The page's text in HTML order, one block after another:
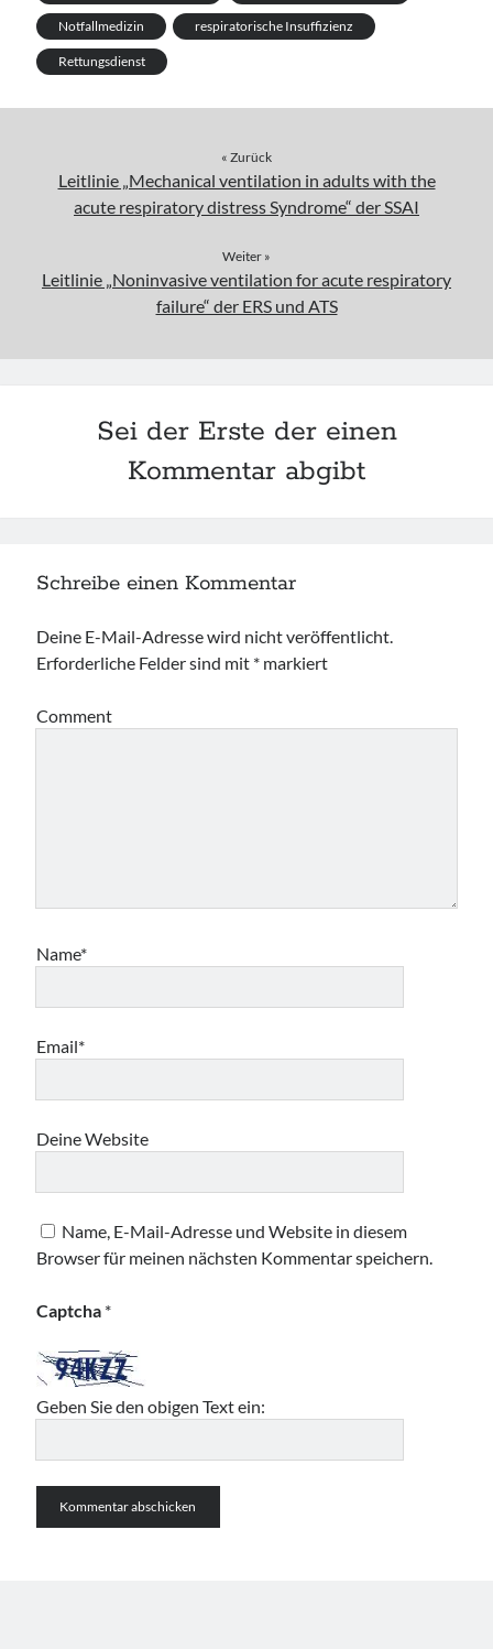
Notfallmedizin respiratorische Insuffizienz
Rettungsdienst
« Zurück
Leitlinie „Mechanical ventilation in adults with the
acute respiratory distress Syndrome“ der SSAI
Weiter »
Leitlinie „Noninvasive ventilation for acute respiratory
failure“ der ERS und ATS
Sei der Erste der einen
Kommentar abgibt
Schreibe einen Kommentar
Deine E-Mail-Adresse wird nicht veröffentlicht.
Erforderliche Felder sind mit * markiert
Comment
Name*
Email*
Deine Website
Name, E-Mail-Adresse und Website in diesem
Browser für meinen nächsten Kommentar speichern.
Captcha *
Geben Sie den obigen Text ein: